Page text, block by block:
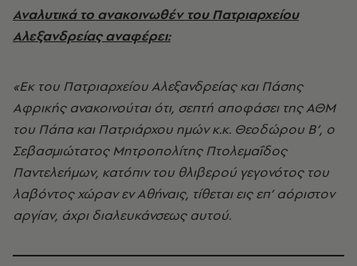
Αναλυτικά το ανακοινωθέν του Πατριαρχείου
Αλεξανδρείας αναφέρει:
«Εκ του Πατριαρχείου Αλεξανδρείας και Πάσης
Αφρικής ανακοινούται ότι, σεπτή αποφάσει της ΑΘΜ
του Πάπα και Πατριάρχου ημών κ.κ. Θεοδώρου Β’, ο
Σεβασμιώτατος Μητροπολίτης Πτολεμαΐδος
Παντελεήμων, κατόπιν του θλιβερού γεγονότος του
λαβόντος χώραν εν Αθήναις, τίθεται εις επ’ αόριστον
αργίαν, άχρι διαλευκάνσεως αυτού.